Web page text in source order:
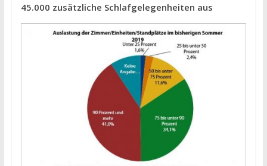
45.000 zusätzliche Schlafgelegenheiten aus